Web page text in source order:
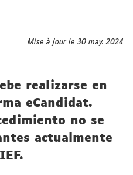
Mise à jour le 30 may. 2024
realizarse en
eCandidat.
no se
actualmente